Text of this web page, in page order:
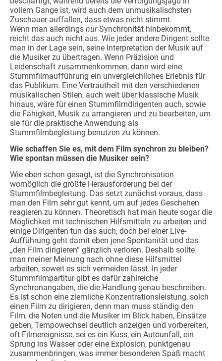
vollem Gange ist, wird auch dem unmusikalischsten
Zuschauer auffallen, dass etwas nicht stimmt.
Wenn man allerdings nurSynchronität hinbekommt,
reicht das auch nicht aus. Wie jeder andere Dirigent sollte
man in der Lage sein, seine Interpretation der Musik auf
die Musiker zu übertragen. Wenn Präzision und
Leidenschaft zusammenkommen, dann wird eine
Stummfilmaufführung ein unvergleichliches Erlebnis für
das Publikum. Eine Vertrautheit mit den verschiedenen
musikalischen Stilen, auch weit über klassische Musik
hinaus, wäre für einen Stummfilmdirigenten auch, sowie
die Fähigkeit, Musik zu arrangieren und zu bearbeiten, um
sie für die praktische Anwendung als
Stummfilmbegleitung benutzen zu können.
Wie schaffen Sie es, mit dem Film synchron zu bleiben?
Wie spontan müssen die Musiker sein?
Wie eben schon gesagt, ist die Synchronisation
womöglich die größte Herausforderung bei der
Stummfilmbegleitung. Das setzt zunächst voraus, dass
man den Film sehr gut kennt, um auf jedes Geschehen
reagieren zu können. Theoretisch hat man heute sogar die
Möglichkeit mit technischen Hilfsmitteln zu arbeiten und
einige Dirigenten tun das auch, doch bei einer Live-
Aufführung geht damit eben jene Spontanität und das
„den Film dirigieren“ gänzlich verloren. Deshalb sollte
man meiner Meinung nach ohne diese Hilfsmittel
arbeiten, soweit es sich vermeiden lässt. In jeder
Stummfilmpartitur gibt es dafür zahlreiche
Synchronangaben, die die Handlung genau beschreiben.
Es ist schon eine ziemliche Konzentrationsleistung, solch
einen Film zu dirigieren, denn man muss ständig den
Film, die Noten und die Musiker im Blick haben, Einsätze
geben, Tempowechsel deutlich anzeigen und vorbereiten,
oft Filmereignisse, sei es ein Kuss, ein Autounfall, ein
Sprung ins Wasser oder eine Explosion, punktgenau
zusammenbringen, was immer besonderen Spaß macht